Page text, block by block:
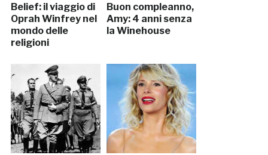
Belief: il viaggio di
Oprah Winfrey nel
mondo delle
religioni
Buon compleanno,
Amy: 4 anni senza
la Winehouse